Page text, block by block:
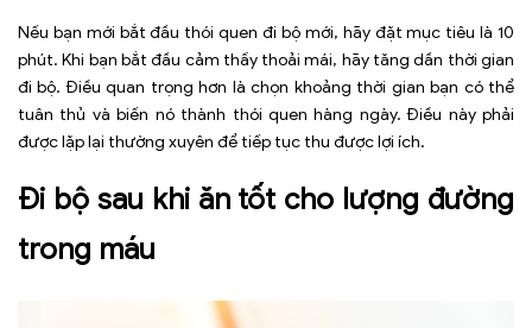
Nếu bạn mới bắt đầu thói quen đi bộ mới, hãy đặt mục tiêu là 10
phút. Khi bạn bắt đầu cảm thấy thoải mái, hãy tăng dần thời gian
đi bộ. Điều quan trọng hơn là chọn khoảng thời gian bạn có thể
tuân thủ và biến nó thành thói quen hàng ngày. Điều này phải
được lặp lại thường xuyên để tiếp tục thu được lợi ích.
Đi bộ sau khi ăn tốt cho lượng đường
trong máu